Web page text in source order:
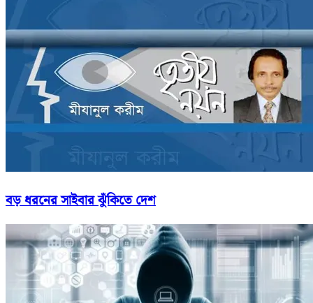
বড় ধরনের সাইবার ঝুঁকিতে দেশ